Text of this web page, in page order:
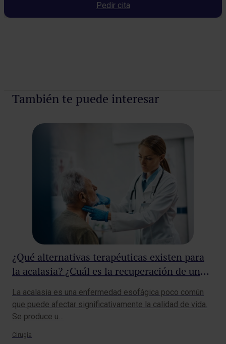
Pedir cita
Pedir cita
También te puede interesar
¿Qué alternativas terapéuticas existen para
la acalasia? ¿Cuál es la recuperación de una
acalasia operada?
La acalasia es una enfermedad esofágica poco común
que puede afectar significativamente la calidad de vida.
Se produce u…
Cirugía